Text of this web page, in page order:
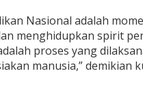
Nasional adalah
menghidupkan spirit
proses yang
manusia,” demikian